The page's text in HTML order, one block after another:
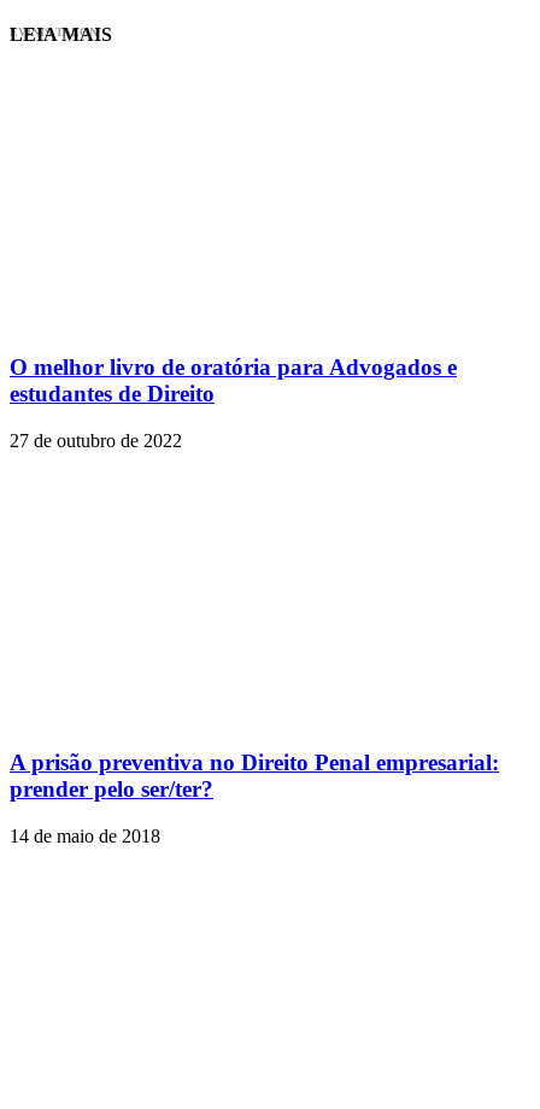
EVINIS TALON
LEIA MAIS
O melhor livro de oratória para Advogados e
estudantes de Direito
27 de outubro de 2022
A prisão preventiva no Direito Penal empresarial:
prender pelo ser/ter?
14 de maio de 2018